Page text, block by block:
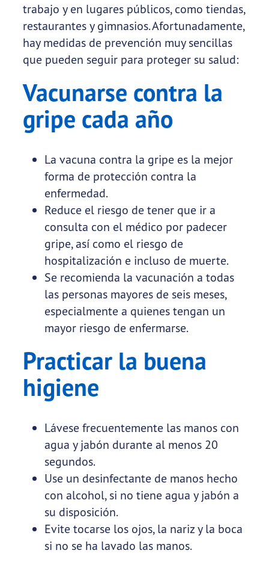
trabajo y en lugares públicos, como tiendas,
restaurantes y gimnasios. Afortunadamente,
hay medidas de prevención muy sencillas
que pueden seguir para proteger su salud:
Vacunarse contra la
gripe cada año
La vacuna contra la gripe es la mejor
forma de protección contra la
enfermedad.
Reduce el riesgo de tener que ir a
consulta con el médico por padecer
gripe, así como el riesgo de
hospitalización e incluso de muerte.
Se recomienda la vacunación a todas
las personas mayores de seis meses,
especialmente a quienes tengan un
mayor riesgo de enfermarse.
Practicar la buena
higiene
Lávese frecuentemente las manos con
agua y jabón durante al menos 20
segundos.
Use un desinfectante de manos hecho
con alcohol, si no tiene agua y jabón a
su disposición.
Evite tocarse los ojos, la nariz y la boca
si no se ha lavado las manos.